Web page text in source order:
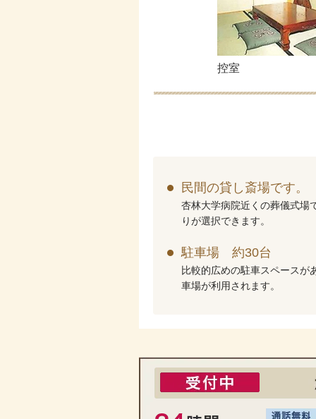
控室
民間の貸し斎場です。
杏林大学病院近くの葬儀式場
りが選択できます。
駐車場 約30台
比較的広めの駐車スペースが
車場が利用されます。